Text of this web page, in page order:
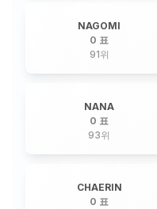
NAGOMI
0 표
91위
NANA
0 표
93위
CHAERIN
0 표